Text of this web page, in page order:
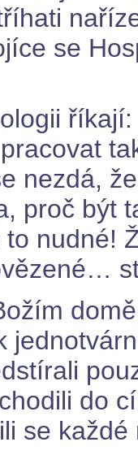
se
nezdá,
proč být
nudné!
do
se